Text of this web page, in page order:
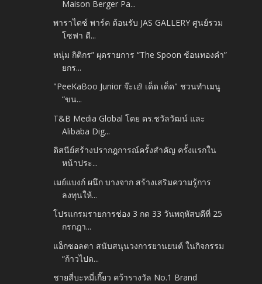
Maison Berger Pa...
พาราไดซ์ พาร์ค ต้อนรับ JAS GALLERY ศูนย์รวม
โซฟา ดี...
หนุ่ม กิติกร” ผุดรายการ “The Spoon ช้อนทองคำ”
ยกร...
"PeeKaBoo Junior จ๊ะเอ๋! เด็ด เด็ด" ชวนทำเมนู
“ขน...
T&B Media Global โดย ดร.ชวัลวัฒน์ และ
Alibaba Dig...
ดิสนีย์สร้างปรากฎการณ์ครั้งสำคัญ ครั้งแรกใน
หน้าประ...
เมย์แบงก์ ผนึก บางจาก สร้างเสริมความรู้การ
ลงทุนให้...
โปรแกรมรายการช่อง 3 กด 33 วันพฤหัสบดีที่ 25
กรกฎา...
แอ็กซอลตา สนับสนุนวงการยานยนต์ ในกิจกรรม
“ก้าวไปด...
ชายสี่บะหมี่เกี๊ยว คว้ารางวัล No.1 Brand